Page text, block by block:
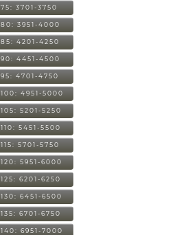
75: 3701-3750
80: 3951-4000
85: 4201-4250
90: 4451-4500
95: 4701-4750
100: 4951-5000
105: 5201-5250
110: 5451-5500
115: 5701-5750
120: 5951-6000
125: 6201-6250
130: 6451-6500
135: 6701-6750
140: 6951-7000